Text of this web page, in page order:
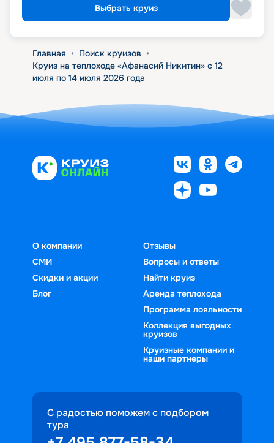
Выбрать круиз
Главная • Поиск круизов •
Круиз на теплоходе «Афанасий Никитин» с 12
июля по 14 июля 2026 года
О компании
СМИ
Скидки и акции
Блог
Отзывы
Вопросы и ответы
Найти круиз
Аренда теплохода
Программа лояльности
Коллекция выгодных
круизов
Круизные компании и
наши партнеры
С радостью поможем с подбором
тура